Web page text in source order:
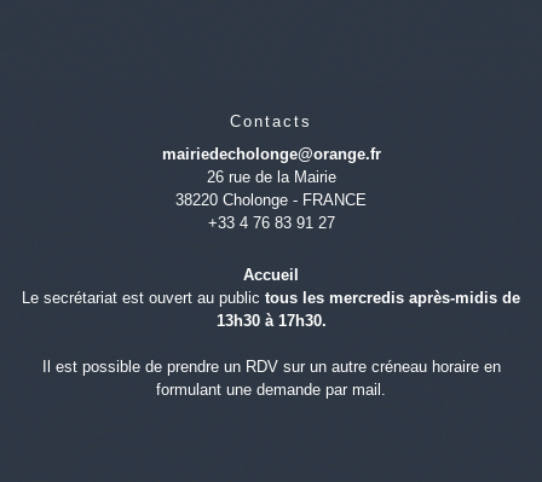
Contacts
mairiedecholonge@orange.fr
26 rue de la Mairie
38220 Cholonge - FRANCE
+33 4 76 83 91 27
Accueil
Le secrétariat est ouvert au public tous les mercredis après-midis de
13h30 à 17h30.
Il est possible de prendre un RDV sur un autre créneau horaire en
formulant une demande par mail.